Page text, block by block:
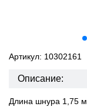
Артикул: 10302161
Описание:
Длина шнура 1,75 м.